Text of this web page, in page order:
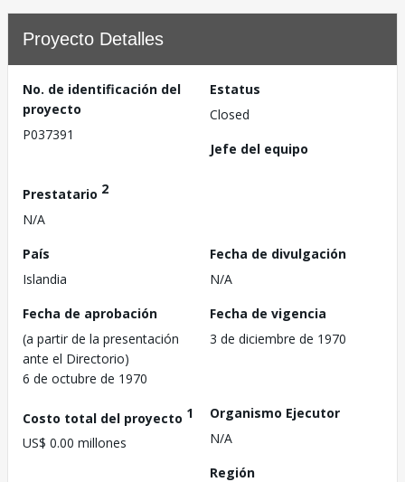
Proyecto Detalles
No. de identificación del
proyecto
P037391
Estatus
Closed
Jefe del equipo
Prestatario 2
N/A
País
Islandia
Fecha de divulgación
N/A
Fecha de aprobación
(a partir de la presentación
ante el Directorio)
6 de octubre de 1970
Fecha de vigencia
3 de diciembre de 1970
Costo total del proyecto 1
US$ 0.00 millones
Organismo Ejecutor
N/A
Región